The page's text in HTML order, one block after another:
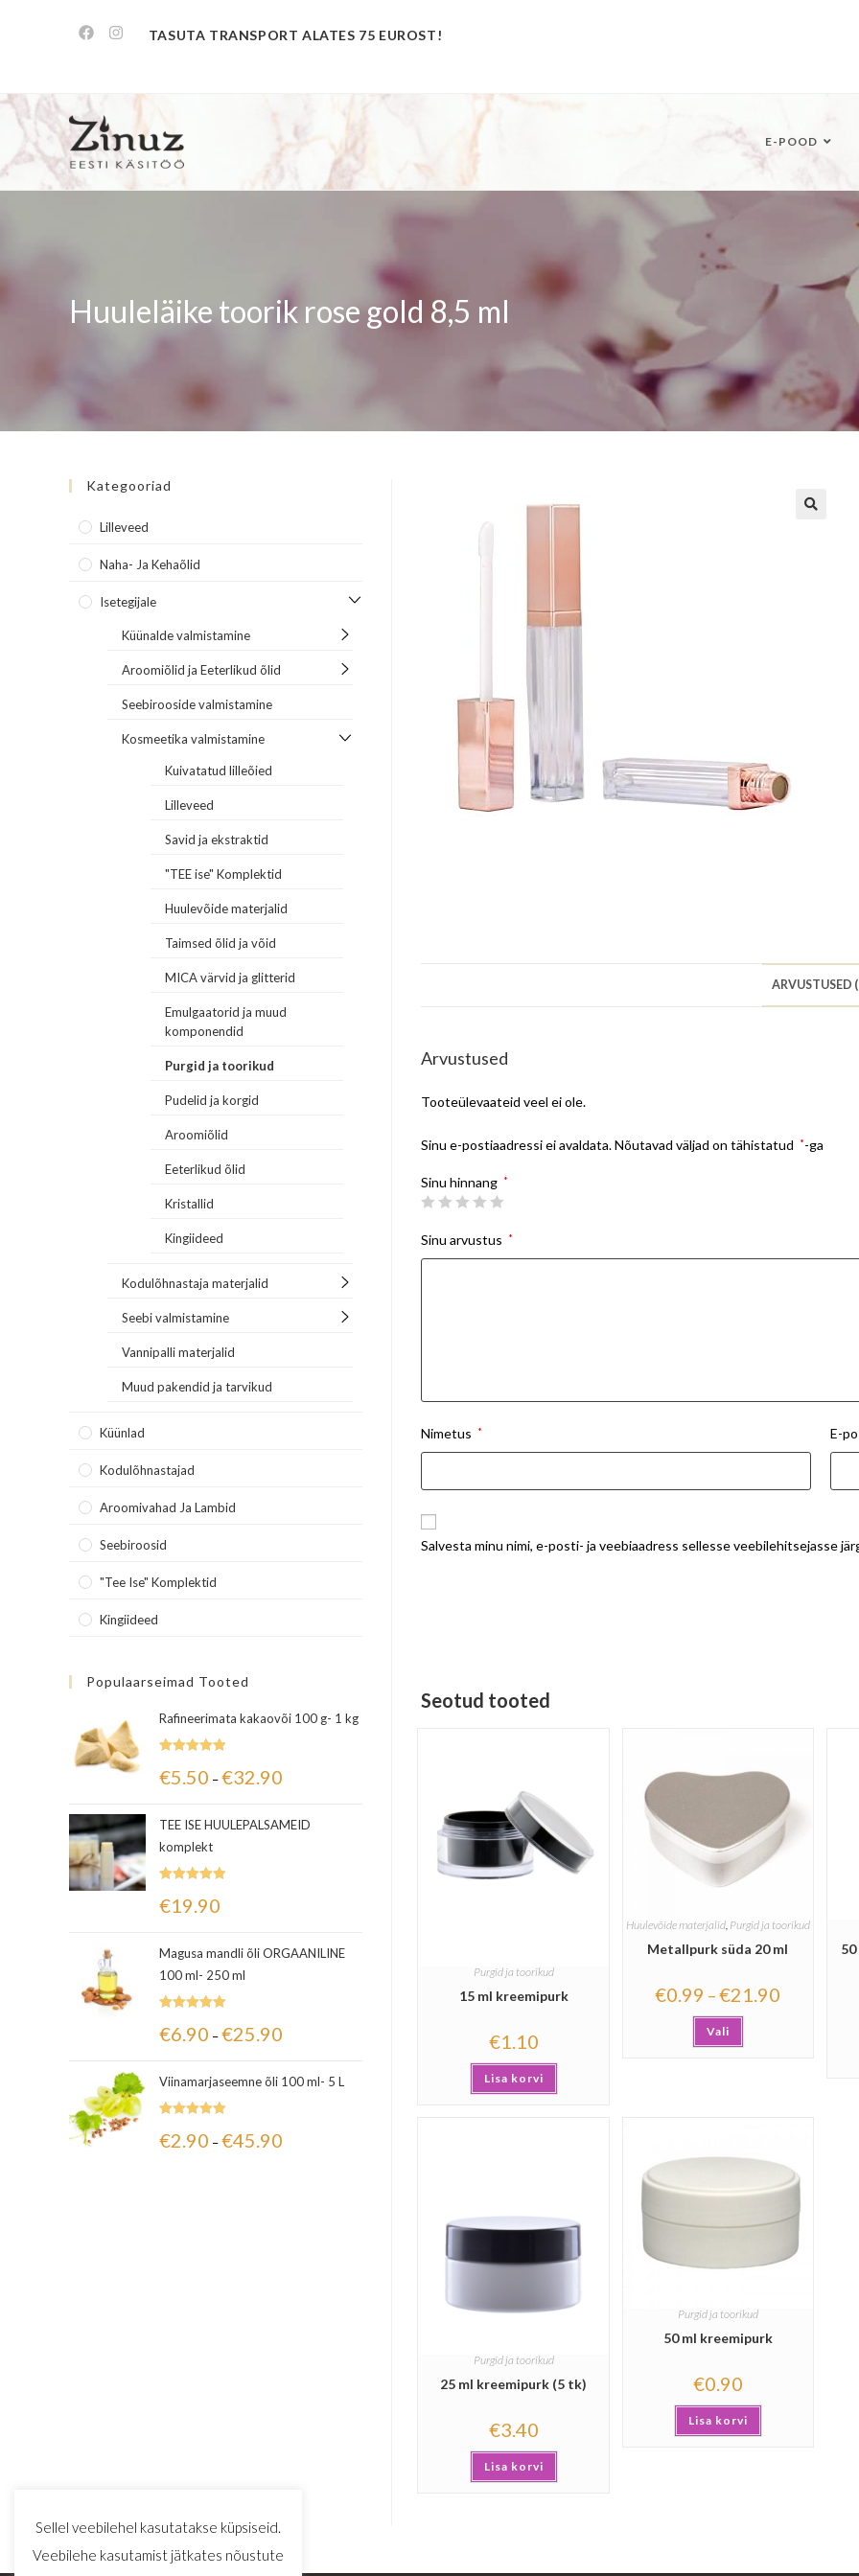
TASUTA TRANSPORT ALATES 75 EUROST!
E-POOD
Huuleläike toorik rose gold 8,5 ml
ARVUSTUSED
Arvustused
Tooteülevaateid veel ei ole.
Sinu e-postiaadressi ei avaldata.Nõutavad väljad on tähistatud *-ga
Sinu hinnang *
Sinu arvustus *
Nimetus * E-
Salvesta minu nimi, e-posti- ja veebiaadress sellesse veebilehitsejasse
Seotud tooted
Purgid ja toorikud
15 ml kreemipurk
€1.10
Lisa korvi
Huulevõide materjalid, Purgid ja toorikud
Metallpurk süda 20 ml
€0.99 –€21.90
Vali
Purgid ja toorikud
25 ml kreemipurk (5 tk)
€3.40
Lisa korvi
Purgid ja toorikud
50 ml kreemipurk
€0.90
Lisa korvi
Kategooriad
Lilleveed
Naha- Ja Kehaõlid
Isetegijale
Küünalde valmistamine
Aroomiõlid ja Eeterlikud õlid
Seebirooside valmistamine
Kosmeetika valmistamine
Kuivatatud lilleõied
Lilleveed
Savid ja ekstraktid
"TEE ise" Komplektid
Huulevõide materjalid
Taimsed õlid ja võid
MICA värvid ja glitterid
Emulgaatorid ja muud
komponendid
Purgid ja toorikud
Pudelid ja korgid
Aroomiõlid
Eeterlikud õlid
Kristallid
Kingiideed
Kodulõhnastaja materjalid
Seebi valmistamine
Vannipalli materjalid
Muud pakendid ja tarvikud
Küünlad
Kodulõhnastajad
Aroomivahad Ja Lambid
Seebiroosid
"Tee Ise" Komplektid
Kingiideed
Populaarseimad Tooted
Rafineerimata kakaovõi 100 g- 1 kg
5.00 / 5
€5.50 –€32.90
TEE ISE HUULEPALSAMEID
komplekt
5.00 / 5
€19.90
Magusa mandli õli ORGAANILINE
100 ml- 250 ml
5.00/ 5
€6.90 –€25.90
Viinamarjaseemne õli 100 ml- 5 L
5.00 / 5
€2.90 –€45.90
Sellel veebilehel kasutatakse küpsiseid.
Veebilehe kasutamist jätkates nõustute